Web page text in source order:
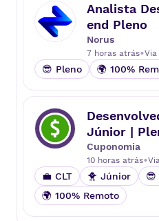
Analista
end Pleno
Norus
7 horas atrás•Via
😎 Pleno 🌍 100%
Júnior |
Cuponomia
10 horas atrás•
💼 CLT 🐥 Júnior
😎
🌍 100% Remoto